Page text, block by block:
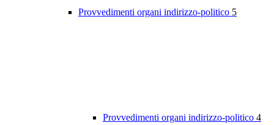
Provvedimenti organi indirizzo-politico 5
Provvedimenti organi indirizzo-politico 4